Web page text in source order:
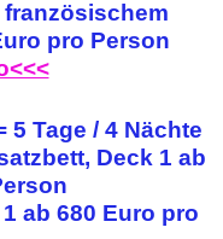
pro Person
5 Tage / 4 Nächte
Deck 1 ab
ab 680 Euro pro